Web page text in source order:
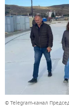
© Telegram-канал